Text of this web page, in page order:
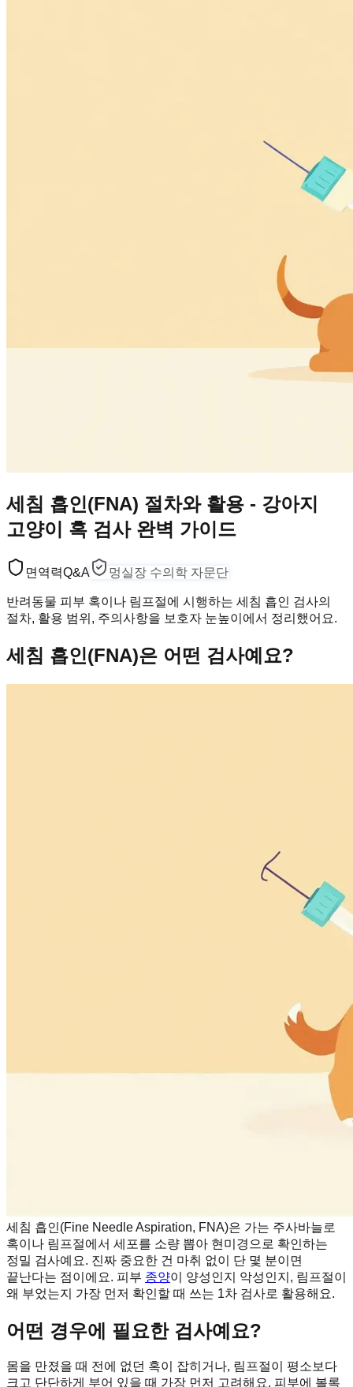
세침 흡인(FNA) 절차와 활용 - 강아지
고양이 혹 검사 완벽 가이드
면역력Q&A 멍실장 수의학 자문단
반려동물 피부 혹이나 림프절에 시행하는 세침 흡인 검사의
절차, 활용 범위, 주의사항을 보호자 눈높이에서 정리했어요.
세침 흡인(FNA)은 어떤 검사예요?
세침 흡인(Fine Needle Aspiration, FNA)은 가는 주사바늘로
혹이나 림프절에서 세포를 소량 뽑아 현미경으로 확인하는
정밀 검사예요. 진짜 중요한 건 마취 없이 단 몇 분이면
끝난다는 점이에요. 피부 종양이 양성인지 악성인지, 림프절이
왜 부었는지 가장 먼저 확인할 때 쓰는 1차 검사로 활용해요.
어떤 경우에 필요한 검사예요?
몸을 만졌을 때 전에 없던 혹이 잡히거나, 림프절이 평소보다
크고 단단하게 부어 있을 때 가장 먼저 고려해요. 피부에 볼록